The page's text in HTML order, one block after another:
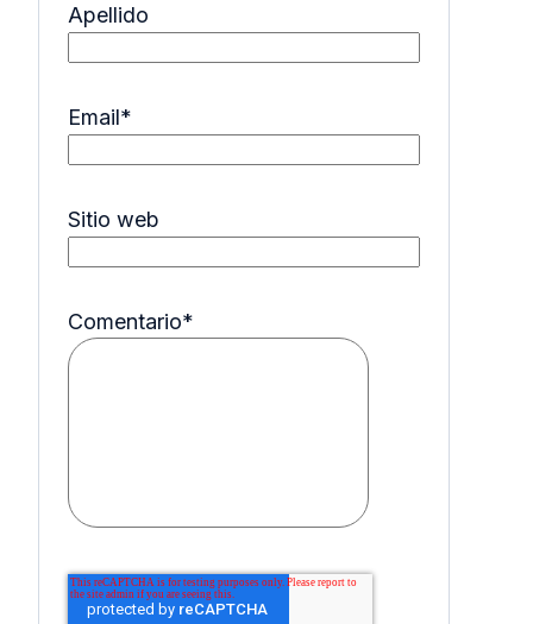
Apellido
Email*
Sitio web
Comentario*